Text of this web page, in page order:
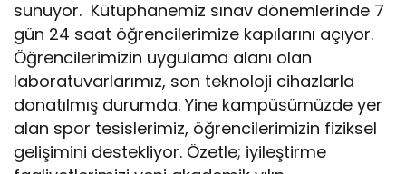
sunuyor. Kütüphanemiz sınav dönemlerinde 7
gün 24 saat öğrencilerimize kapılarını açıyor.
Öğrencilerimizin uygulama alanı olan
laboratuvarlarımız, son teknoloji cihazlarla
donatılmış durumda. Yine kampüsümüzde yer
alan spor tesislerimiz, öğrencilerimizin fiziksel
gelişimini destekliyor. Özetle; iyileştirme